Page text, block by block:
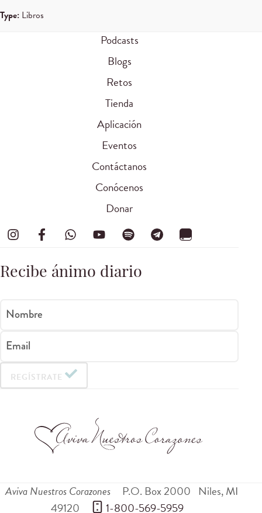
Type: Libros
Podcasts
Blogs
Retos
Tienda
Aplicación
Eventos
Contáctanos
Conócenos
Donar
Recibe ánimo diario
Nombre
Email
REGÍSTRATE
Aviva Nuestros Corazones P.O. Box 2000 Niles,MI
49120
1-800-569-5959